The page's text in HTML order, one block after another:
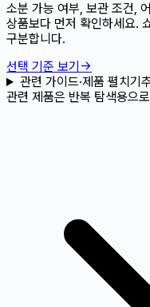
소분 가능 여부, 보관 조건,
상품보다 먼저 확인하세요.
구분합니다.
선택 기준 보기 →
관련 가이드·제품 펼치기
관련 제품은 반복 탐색용으